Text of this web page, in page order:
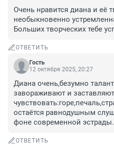
Очень нравится диана и её
необыкновенно
Больших творческих тебе
ОТВЕТИТЬ
Гость
12 октября 2025, 20:27
Диана очень,безумно
завораживают и заставляют
остаётся равнодушным
фоне современной эстрады.
ОТВЕТИТЬ